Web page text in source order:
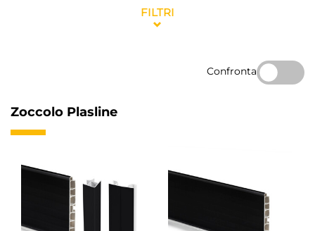
FILTRI
Confronta
Zoccolo Plasline